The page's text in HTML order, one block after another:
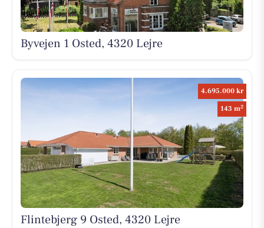
Byvejen 1 Osted, 4320 Lejre
4.695.000 kr
143 m2
Flintebjerg 9 Osted, 4320 Lejre